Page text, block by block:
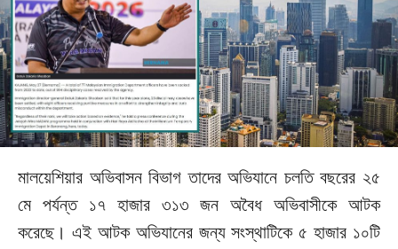
মালয়েশিয়ার অভিবাসন বিভাগ তাদের অভিযানে চলতি বছরের ২৫
মে পর্যন্ত ১৭ হাজার ৩১৩ জন অবৈধ অভিবাসীকে আটক
করেছে। এই আটক অভিযানের জন্য সংস্থাটিকে ৫ হাজার ১০টি